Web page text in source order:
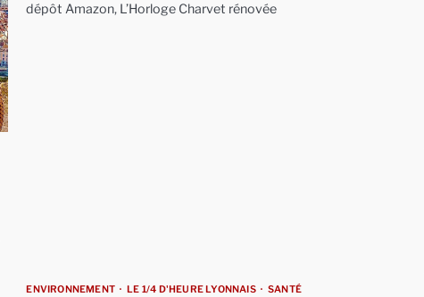
dépôt Amazon, L’Horloge Charvet rénovée
ENVIRONNEMENT LE 1/4 D'HEURE LYONNAIS SANTÉ